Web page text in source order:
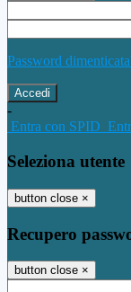
Password
-
Entra con SPID
Seleziona utente
button close ×
Recupero
button close ×